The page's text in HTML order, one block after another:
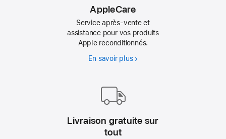
AppleCare
Service après-vente et
assistance pour vos produits
Apple reconditionnés.
En savoir plusAppleCare
Livraison gratuite sur
tout